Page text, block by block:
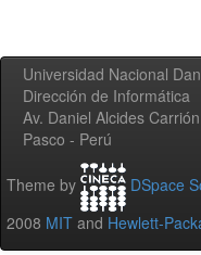
Universidad Nacional
Dirección de Informática
Av. Daniel Alcides
Pasco - Perú
Theme by DSpace
2008 MIT and Hewlett-